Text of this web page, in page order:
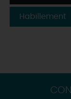
Habillement